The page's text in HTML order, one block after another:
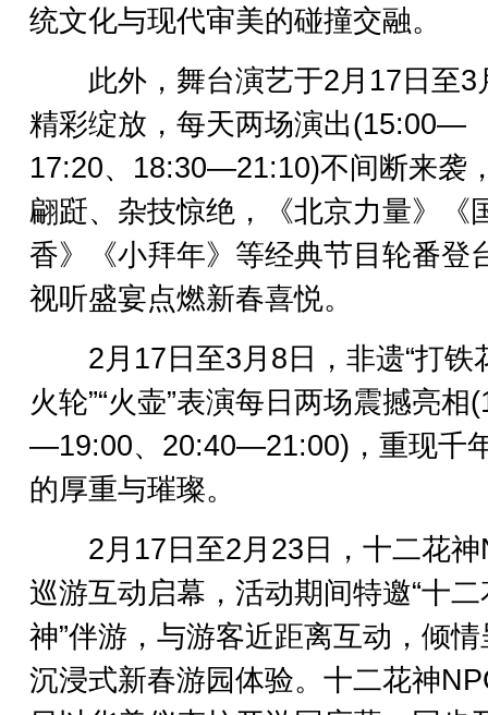
统文化与现代审美的碰撞交融。
此外，舞台演艺于2月17日至3
精彩绽放，每天两场演出(15:00—
17:20、18:30—21:10)不间断来袭
翩跹、杂技惊绝，《北京力量》《
香》《小拜年》等经典节目轮番登
视听盛宴点燃新春喜悦。
2月17日至3月8日，非遗“打铁
火轮”“火壶”表演每日两场震撼亮相
—19:00、20:40—21:00)，重现千
的厚重与璀璨。
2月17日至2月23日，十二花神
巡游互动启幕，活动期间特邀“十二
神”伴游，与游客近距离互动，倾
沉浸式新春游园体验。十二花神